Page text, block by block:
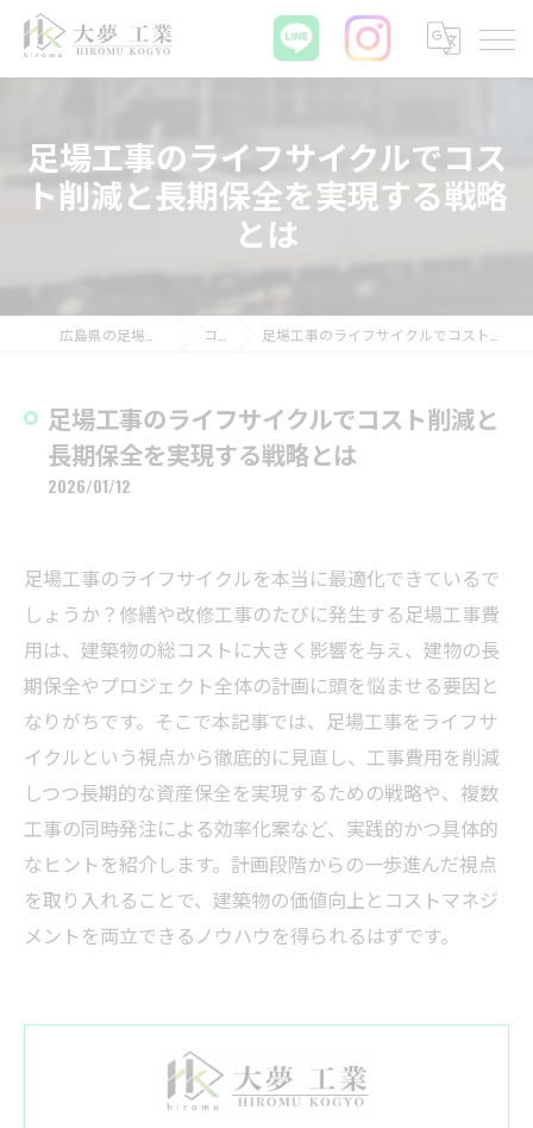
足場工事のライフサイクルでコス
ト削減と長期保全を実現する戦略
とは
コラム 足場工事のライフサイクルでコスト削減と長期保全を実現する戦略とは
足場工事のライフサイクルでコスト削減と
長期保全を実現する戦略とは
2026/01/12
足場工事のライフサイクルを本当に最適化できているで
しょうか？修繕や改修工事のたびに発生する足場工事費
用は、建築物の総コストに大きく影響を与え、建物の長
期保全やプロジェクト全体の計画に頭を悩ませる要因と
なりがちです。そこで本記事では、足場工事をライフサ
イクルという視点から徹底的に見直し、工事費用を削減
しつつ長期的な資産保全を実現するための戦略や、複数
工事の同時発注による効率化案など、実践的かつ具体的
なヒントを紹介します。計画段階からの一歩進んだ視点
を取り入れることで、建築物の価値向上とコストマネジ
メントを両立できるノウハウを得られるはずです。